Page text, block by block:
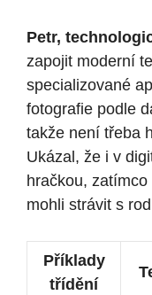
Petr,
zapojit moderní
specializované
fotografie podle
takže není třeba
Ukázal, že i v
hračkou,
mohli strávit s
Příklady
třídění